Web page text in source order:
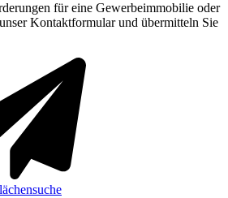
für eine Gewerbeimmobilie oder
Kontaktformular und übermitteln Sie